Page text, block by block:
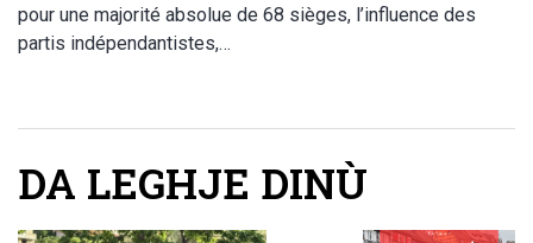
pour une majorité absolue de 68 sièges, l’influence des
partis indépendantistes,…
DA LEGHJE DINÙ